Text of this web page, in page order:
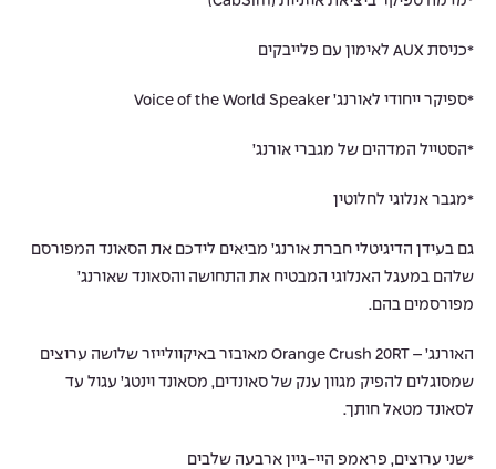
*כניסת AUX לאימון עם פלייבקים
*ספיקר ייחודי לאורנג’ Voice of the World Speaker
*הסטייל המדהים של מגברי אורנג’
*מגבר אנלוגי לחלוטין
גם בעידן הדיגיטלי חברת אורנג’ מביאים לידכם את הסאונד המפורסם
שלהם במעגל האנלוגי המבטיח את התחושה והסאונד שאורנג’
מפורסמים בהם.
האורנג’ – Orange Crush 20RT מאובזר באיקוולייזר שלושה ערוצים
שמסוגלים להפיק מגוון ענק של סאונדים, מסאונד וינטג’ עגול עד
לסאונד מטאל חותך.
*שני ערוצים, פראמפ היי-גיין ארבעה שלבים